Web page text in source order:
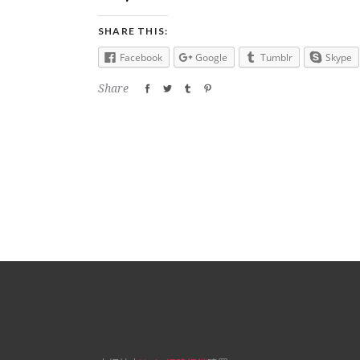
SHARE THIS:
Facebook Google Tumblr Skype
Share